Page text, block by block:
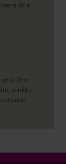
être
peut être
veuillez
dossier